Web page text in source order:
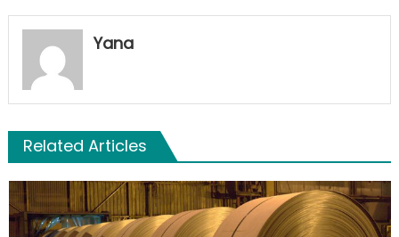
Yana
Related Articles